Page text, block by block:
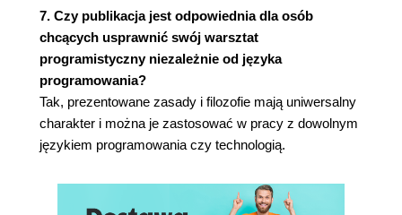
A co, jeśli Twoim produktem jest kod? 111
A co z ludźmi, którzy pracują nad
produktywnością deweloperów? 111
Wniosek 113
Rozdział 20. Jak radzić sobie ze złożonością kodu
w firmie programistycznej 115
Krok drugi - spotkanie 117
Krok trzeci - raport błędów 118
7. Czy publikacja jest odpowiednia dla osób
chcących usprawnić swój warsztat
programistyczny niezależnie od języka
programowania?
Tak, prezentowane zasady i filozofie mają uniwersalny
charakter i można je zastosować w pracy z dowolnym
językiem programowania czy technologią.